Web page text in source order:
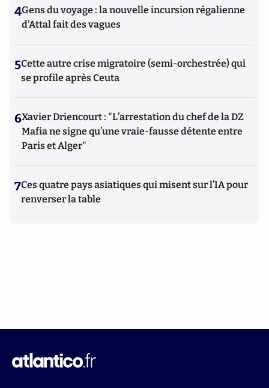
4Gens du voyage : la nouvelle incursion régalienne
d'Attal fait des vagues
5Cette autre crise migratoire (semi-orchestrée) qui
se profile après Ceuta
6Xavier Driencourt : "L’arrestation du chef de la DZ
Mafia ne signe qu’une vraie-fausse détente entre
Paris et Alger"
7Ces quatre pays asiatiques qui misent sur l’IA pour
renverser la table